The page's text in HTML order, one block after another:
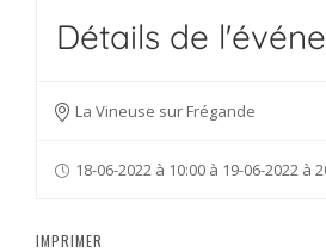
Détails de
La Vineuse sur Frégande
18-06-2022 à 10:00 à 19-06-2022 à
IMPRIMER